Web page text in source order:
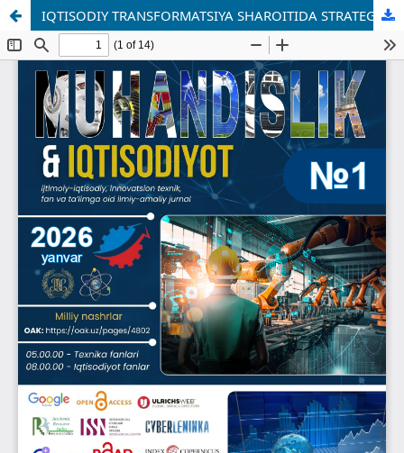
IQTISODIY TRANSFORMATSIYA SHAROITIDA STRATEGIK MENEJMENTNI RIVOJLANTIRISHNING XORIJIY TAJRIBALARI